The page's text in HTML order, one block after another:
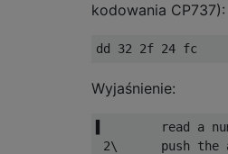
kodowania CP737):
Wyjaśnienie:
▌        read a
2\      push the